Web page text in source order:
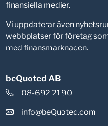
finansiella medier.
Vi uppdaterar även
webbplatser för företag
med finansmarknaden.
beQuoted AB
08-692 21 90
info@beQuoted.com